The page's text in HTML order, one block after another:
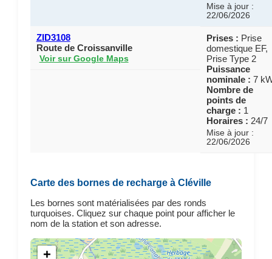
Mise à jour :
22/06/2026
ZID3108
Route de Croissanville
Voir sur Google Maps
Prises : Prise
domestique EF,
Prise Type 2
Puissance
nominale : 7
Nombre de
points de
charge : 1
Horaires : 24/7
Mise à jour :
22/06/2026
Carte des bornes de recharge à Cléville
Les bornes sont matérialisées par des ronds
turquoises. Cliquez sur chaque point pour afficher le
nom de la station et son adresse.
+